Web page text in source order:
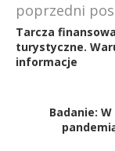
poprzedni
Tarcza
turystyczne.
informacje
Badanie: